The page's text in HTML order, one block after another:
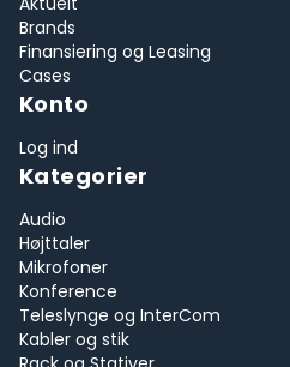
Brands
Finansiering og Leasing
Cases
Konto
Log ind
Kategorier
Audio
Højttaler
Mikrofoner
Konference
Teleslynge og InterCom
Kabler og stik